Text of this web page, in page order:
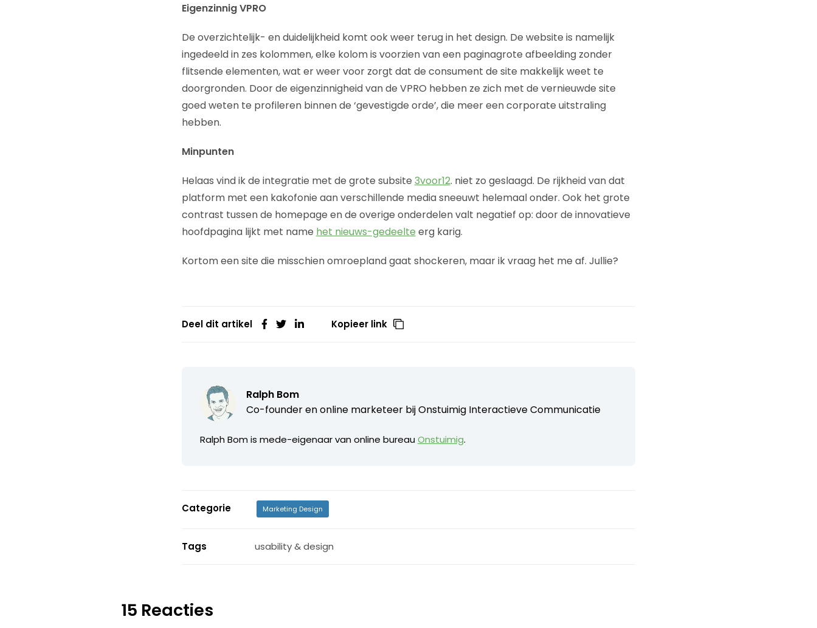
Eigenzinnig VPRO
De overzichtelijk- en duidelijkheid komt ook weer terug in het design. De website is namelijk
ingedeeld in zes kolommen, elke kolom is voorzien van een paginagrote afbeelding zonder
flitsende elementen, wat er weer voor zorgt dat de consument de site makkelijk weet te
doorgronden. Door de eigenzinnigheid van de VPRO hebben ze zich met de vernieuwde site
goed weten te profileren binnen de ‘gevestigde orde’, die meer een corporate uitstraling
hebben.
Minpunten
Helaas vind ik de integratie met de grote subsite 3voor12. niet zo geslaagd. De rijkheid van dat
platform met een kakofonie aan verschillende media sneeuwt helemaal onder. Ook het grote
contrast tussen de homepage en de overige onderdelen valt negatief op: door de innovatieve
hoofdpagina lijkt met name het nieuws-gedeelte erg karig.
Kortom een site die misschien omroepland gaat shockeren, maar ik vraag het me af. Jullie?
Deel dit artikel Kopieer link
Ralph Bom
Co-founder en online marketeer bijOnstuimig Interactieve Communicatie
Ralph Bom is mede-eigenaar van online bureauOnstuimig.
Categorie Marketing Design
Tags usability & design
15 Reacties